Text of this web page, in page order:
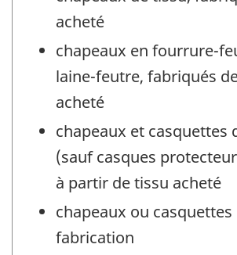
acheté
chapeaux en fourrure-
laine-feutre, fabriqués
acheté
chapeaux et
(sauf casques
à partir de tissu acheté
chapeaux ou casquettes
fabrication